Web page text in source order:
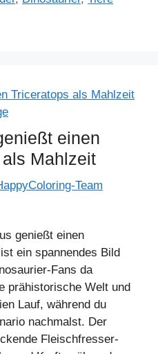
einen
Mahlzeit
Team
genießt einen
ein spannendes Bild
Fans da
prähistorische Welt und
Lauf, während du
nachmalst. Der
Fleischfresser-